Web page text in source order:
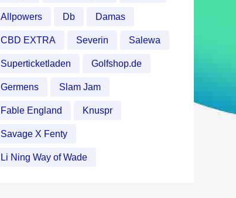
Allpowers Db Damas
CBD EXTRA Severin Salewa
Superticketladen Golfshop.de
Germens Slam Jam
Fable England Knuspr
Savage X Fenty
Li Ning Way of Wade